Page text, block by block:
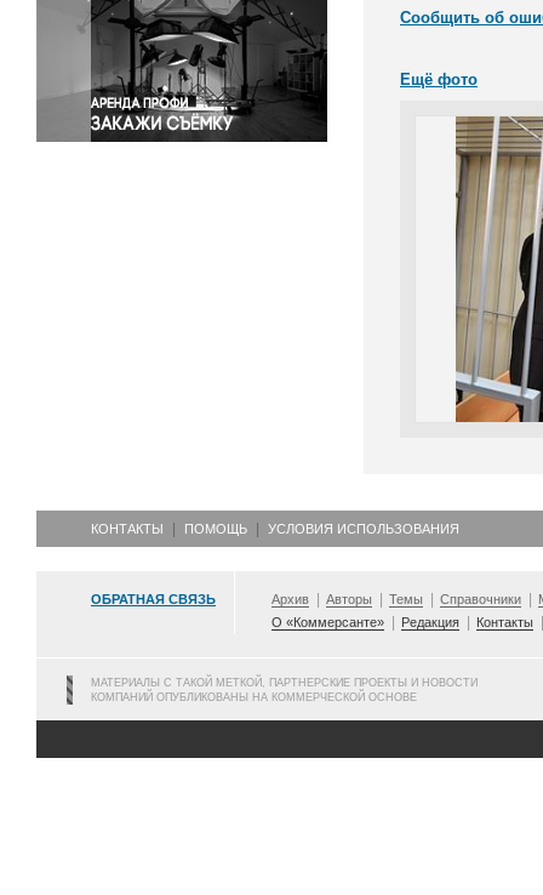
Спорт
Экология
Экономика и бизнес
Сообщить об
Ещё фото
КОНТАКТЫ ПОМОЩЬ УСЛОВИЯ ИСПОЛЬЗОВАНИЯ
ОБРАТНАЯ СВЯЗЬ Архив Авторы Темы Справочники
О «Коммерсанте»
Редакция Контакты
МАТЕРИАЛЫ С ТАКОЙ МЕТКОЙ, ПАРТНЕРСКИЕ ПРОЕКТЫ И НОВОСТИ
КОМПАНИЙ ОПУБЛИКОВАНЫ НА КОММЕРЧЕСКОЙ ОСНОВЕ